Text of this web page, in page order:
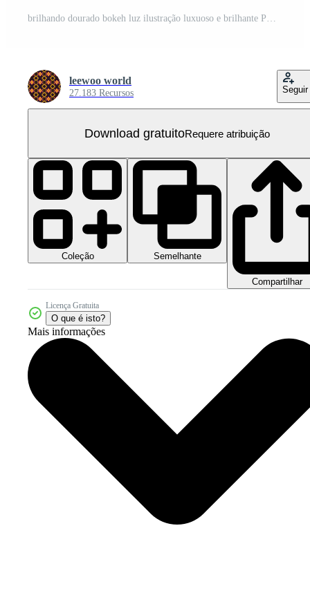
brilhando dourado bokeh luz ilustração luxuoso e brilhante PNG Grátis
leewoo world
27.183 Recursos Seguir
Download gratuitoRequere atribuição
Coleção Semelhante
Compartilhar
Licença Gratuita
O que é isto?
Mais informações